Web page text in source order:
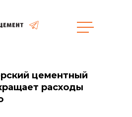
цементный
расходы